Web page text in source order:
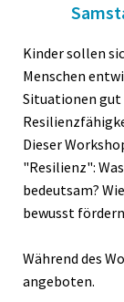
Kinder sollen
Menschen
Situationen gut
Dieser
"Resilienz":
bedeutsam?
bewusst
Während des
angeboten.